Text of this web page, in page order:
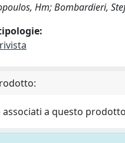
Hm; Bombardieri,
associati a questo